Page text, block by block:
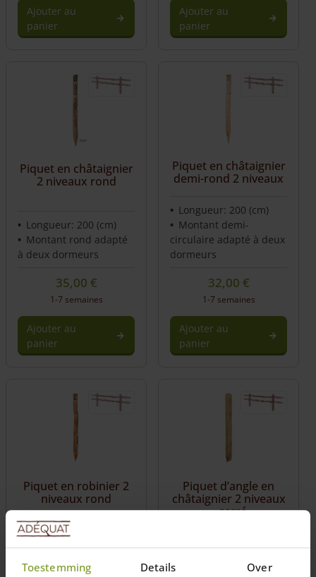
Toestemming Details Over
Ajouter au
panier
Ajouter au
panier
Piquet en châtaignier
2 niveaux rond
Longueur: 200 (cm)
Montant rond adapté
à deux dormeurs
35,00 €
1-7 semaines
Ajouter au
panier
Piquet en châtaignier
demi-rond 2 niveaux
Longueur: 200 (cm)
Montant demi-
circulaire adapté à deux
dormeurs
32,00 €
1-7 semaines
Ajouter au
panier
Piquet en robinier 2
niveaux rond
Longueur: 200 (cm)
Piquet d’angle en
châtaignier 2 niveaux
– carré
convient pour 2 rails